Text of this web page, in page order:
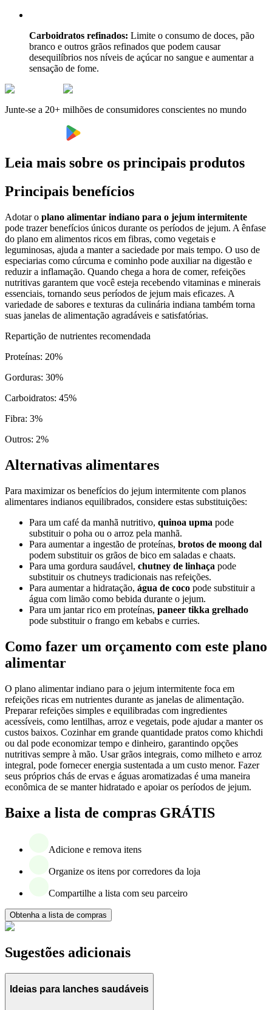
Carboidratos refinados: Limite o consumo de doces, pão
branco e outros grãos refinados que podem causar
desequilíbrios nos níveis de açúcar no sangue e aumentar a
sensação de fome.
Junte-se a 20+ milhões de consumidores conscientes no mundo
Leia mais sobre os principais produtos
Principais benefícios
Adotar o plano alimentar indiano para o jejum intermitente
pode trazer benefícios únicos durante os períodos de jejum. A ênfase
do plano em alimentos ricos em fibras, como vegetais e
leguminosas, ajuda a manter a saciedade por mais tempo. O uso de
especiarias como cúrcuma e cominho pode auxiliar na digestão e
reduzir a inflamação. Quando chega a hora de comer, refeições
nutritivas garantem que você esteja recebendo vitaminas e minerais
essenciais, tornando seus períodos de jejum mais eficazes. A
variedade de sabores e texturas da culinária indiana também torna
suas janelas de alimentação agradáveis e satisfatórias.
Repartição de nutrientes recomendada
Proteínas: 20%
Gorduras: 30%
Carboidratos: 45%
Fibra: 3%
Outros: 2%
Alternativas alimentares
Para maximizar os benefícios do jejum intermitente com planos
alimentares indianos equilibrados, considere estas substituições:
Para um café da manhã nutritivo, quinoa upma pode
substituir o poha ou o arroz pela manhã.
Para aumentar a ingestão de proteínas, brotos de moong dal
podem substituir os grãos de bico em saladas e chaats.
Para uma gordura saudável, chutney de linhaça pode
substituir os chutneys tradicionais nas refeições.
Para aumentar a hidratação, água de coco pode substituir a
água com limão como bebida durante o jejum.
Para um jantar rico em proteínas, paneer tikka grelhado
pode substituir o frango em kebabs e curries.
Como fazer um orçamento com este plano
alimentar
O plano alimentar indiano para o jejum intermitente foca em
refeições ricas em nutrientes durante as janelas de alimentação.
Preparar refeições simples e equilibradas com ingredientes
acessíveis, como lentilhas, arroz e vegetais, pode ajudar a manter os
custos baixos. Cozinhar em grande quantidade pratos como khichdi
ou dal pode economizar tempo e dinheiro, garantindo opções
nutritivas sempre à mão. Usar grãos integrais, como milheto e arroz
integral, pode fornecer energia sustentada a um custo menor. Fazer
seus próprios chás de ervas e águas aromatizadas é uma maneira
econômica de se manter hidratado e apoiar os períodos de jejum.
Baixe a lista de compras GRÁTIS
Adicione e remova itens
Organize os itens por corredores da loja
Compartilhe a lista com seu parceiro
Obtenha a lista de compras
Sugestões adicionais
Ideias para lanches saudáveis